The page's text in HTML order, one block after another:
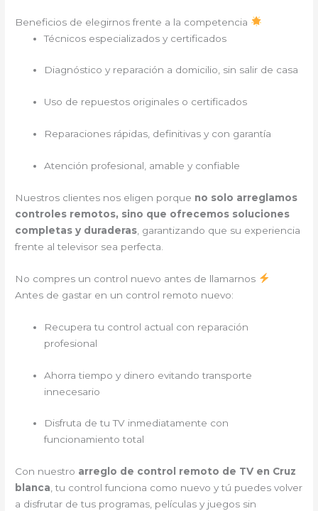
Beneficios de elegirnos frente a la competencia
Técnicos especializados y certificados
Diagnóstico y reparación a domicilio, sin salir de casa
Uso de repuestos originales o certificados
Reparaciones rápidas, definitivas y con garantía
Atención profesional, amable y confiable
Nuestros clientes nos eligen porque no solo arreglamos
controles remotos, sino que ofrecemos soluciones
completas y duraderas , garantizando que su experiencia
frente al televisor sea perfecta.
No compres un control nuevo antes de llamarnos
Antes de gastar en un control remoto nuevo:
Recupera tu control actual con reparación
profesional
Ahorra tiempo y dinero evitando transporte
innecesario
Disfruta de tu TV inmediatamente con
funcionamiento total
Con nuestro arreglo de control remoto de TV en Cruz
blanca, tu control funciona como nuevo y tú puedes volver
a disfrutar de tus programas, películas y juegos sin